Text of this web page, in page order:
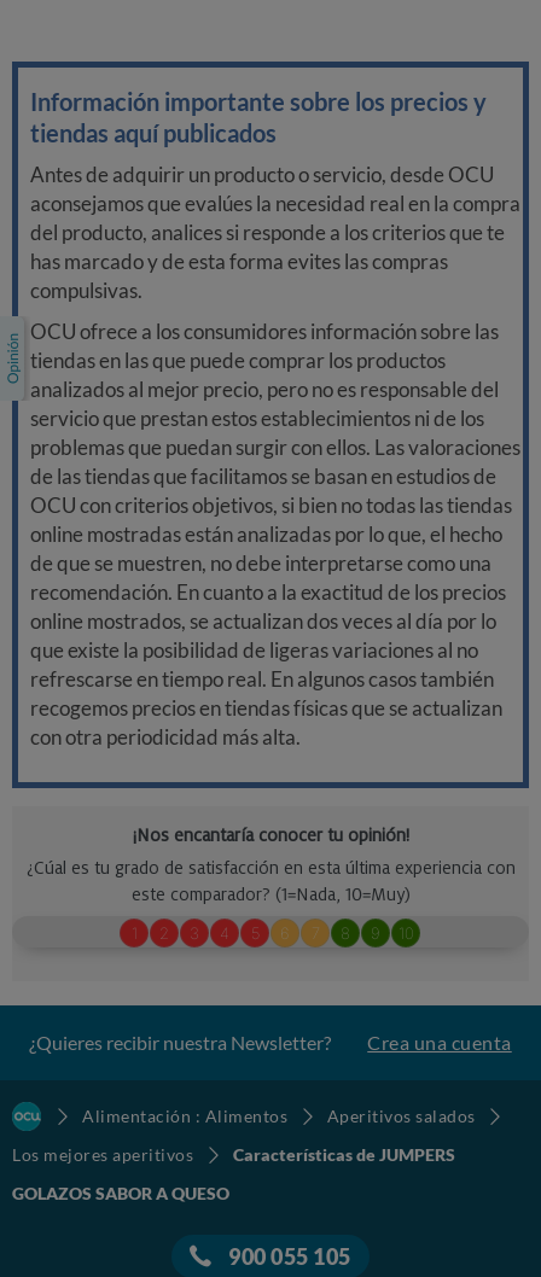
Información importante sobre los precios y
tiendas aquí publicados
Antes de adquirir un producto o servicio, desde OCU
aconsejamos que evalúes la necesidad real en la compra
del producto, analices si responde a los criterios que te
has marcado y de esta forma evites las compras
compulsivas.
OCU ofrece a los consumidores información sobre las
tiendas en las que puede comprar los productos
analizados al mejor precio, pero no es responsable del
servicio que prestan estos establecimientos ni de los
problemas que puedan surgir con ellos. Las valoraciones
de las tiendas que facilitamos se basan en estudios de
OCU con criterios objetivos, si bien no todas las tiendas
online mostradas están analizadas por lo que, el hecho
de que se muestren, no debe interpretarse como una
recomendación. En cuanto a la exactitud de los precios
online mostrados, se actualizan dos veces al día por lo
que existe la posibilidad de ligeras variaciones al no
refrescarse en tiempo real. En algunos casos también
recogemos precios en tiendas físicas que se actualizan
con otra periodicidad más alta.
¿Quieres recibir nuestra Newsletter? Crea una cuenta
Alimentación : Alimentos
Aperitivos salados
Los mejores aperitivos
Características de JUMPERS
GOLAZOS SABOR A QUESO
900 055 105